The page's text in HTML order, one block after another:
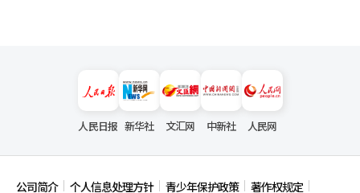
人民日报 新华社 文汇网 中新社 人民网
公司简介 个人信息处理方针 青少年保护政策 著作权规定